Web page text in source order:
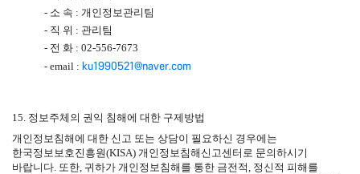
- 소 속 : 개인정보관리팀
- 직 위 : 관리팀
- 전 화 : 02-556-7673
- email : ku1990521@naver.com
15. 정보주체의 권익 침해에 대한 구제방법
개인정보침해에 대한 신고 또는 상담이 필요하신 경우에는
한국정보보호진흥원(KISA) 개인정보침해신고센터로 문의하시기
바랍니다 또한 귀하가 개인정보침해를 통한 금전적 정신적 피해를